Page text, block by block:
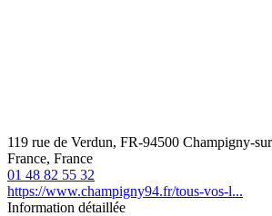
119 rue de Verdun, FR-94500 Champigny-
France, France
01 48 82 55 32
https://www.champigny94.fr/tous-vos-l...
Information détaillée